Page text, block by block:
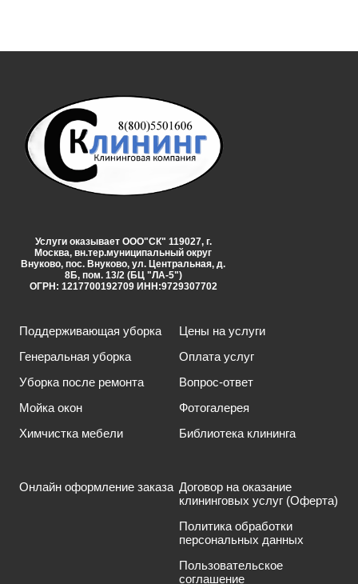
Услуги оказывает ООО"СК" 119027, г.
Москва, вн.тер.муниципальный округ
Внуково, пос. Внуково, ул. Центральная, д.
8Б, пом. 13/2 (БЦ "ЛА-5")
ОГРН: 1217700192709 ИНН:9729307702
Поддерживающая уборка
Генеральная уборка
Уборка после ремонта
Мойка окон
Химчистка мебели
Цены на услуги
Оплата услуг
Вопрос-ответ
Фотогалерея
Библиотека клининга
Онлайн оформление заказа Договор на оказание
клининговых услуг (Оферта)
Политика обработки
персональных данных
Пользовательское
соглашение